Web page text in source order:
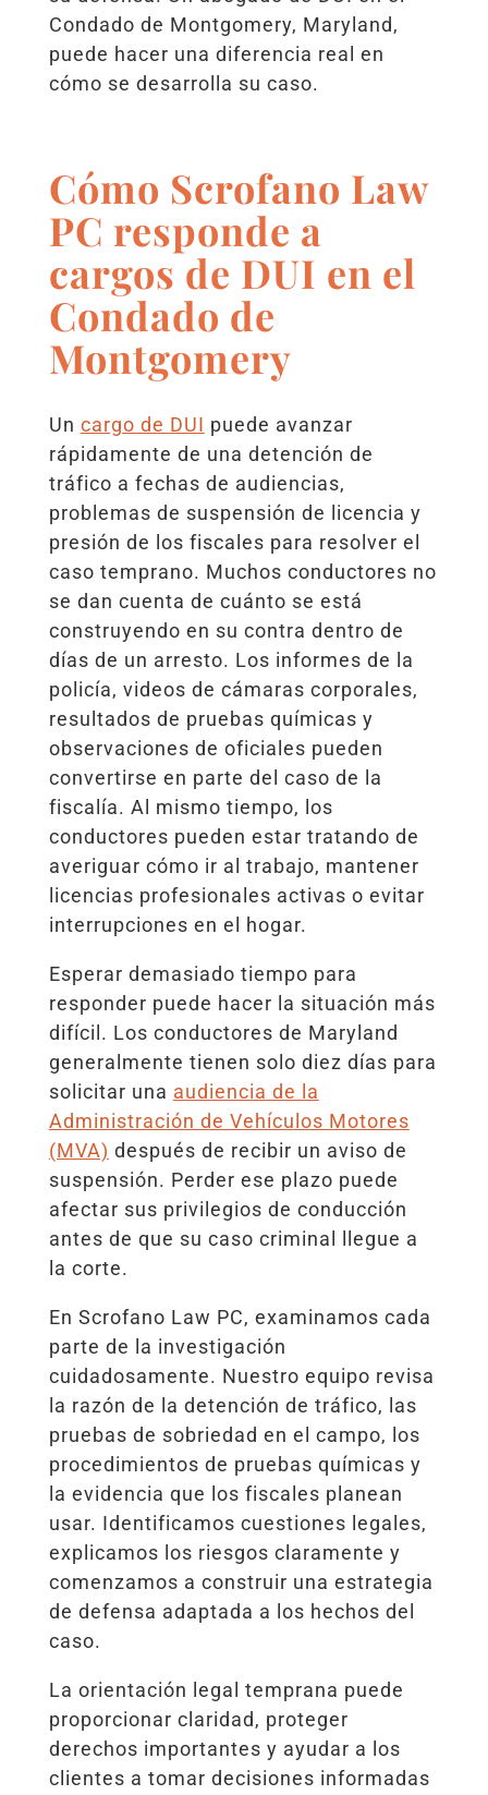
Condado de Montgomery, Maryland,
puede hacer una diferencia real en
cómo se desarrolla su caso.
Cómo Scrofano Law
PC responde a
cargos de DUI en el
Condado de
Montgomery
Un cargo de DUI puede avanzar
rápidamente de una detención de
tráfico a fechas de audiencias,
problemas de suspensión de licencia y
presión de los fiscales para resolver el
caso temprano. Muchos conductores no
se dan cuenta de cuánto se está
construyendo en su contra dentro de
días de un arresto. Los informes de la
policía, videos de cámaras corporales,
resultados de pruebas químicas y
observaciones de oficiales pueden
convertirse en parte del caso de la
fiscalía. Al mismo tiempo, los
conductores pueden estar tratando de
averiguar cómo ir al trabajo, mantener
licencias profesionales activas o evitar
interrupciones en el hogar.
Esperar demasiado tiempo para
responder puede hacer la situación más
difícil. Los conductores de Maryland
generalmente tienen solo diez días para
solicitar una audiencia de la
Administración de Vehículos Motores
(MVA) después de recibir un aviso de
suspensión. Perder ese plazo puede
afectar sus privilegios de conducción
antes de que su caso criminal llegue a
la corte.
En Scrofano Law PC, examinamos cada
parte de la investigación
cuidadosamente. Nuestro equipo revisa
la razón de la detención de tráfico, las
pruebas de sobriedad en el campo, los
procedimientos de pruebas químicas y
la evidencia que los fiscales planean
usar. Identificamos cuestiones legales,
explicamos los riesgos claramente y
comenzamos a construir una estrategia
de defensa adaptada a los hechos del
caso.
La orientación legal temprana puede
proporcionar claridad, proteger
derechos importantes y ayudar a los
clientes a tomar decisiones informadas